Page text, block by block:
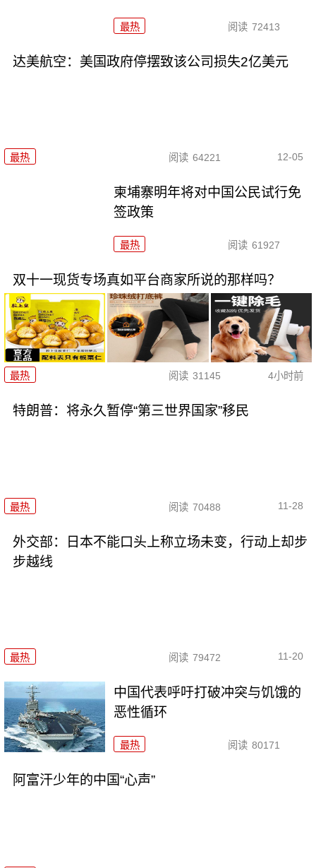
最热 阅读 72413
达美航空：美国政府停摆致该公司损失2亿美元
最热 阅读 64221 12-05
柬埔寨明年将对中国公民试行免
签政策
最热 阅读 61927
双十一现货专场真如平台商家所说的那样吗？
最热 阅读 31145 4小时前
特朗普：将永久暂停“第三世界国家”移民
最热 阅读 70488 11-28
外交部：日本不能口头上称立场未变，行动上却步
步越线
最热 阅读 79472 11-20
中国代表呼吁打破冲突与饥饿的
恶性循环
最热 阅读 80171
阿富汗少年的中国“心声”